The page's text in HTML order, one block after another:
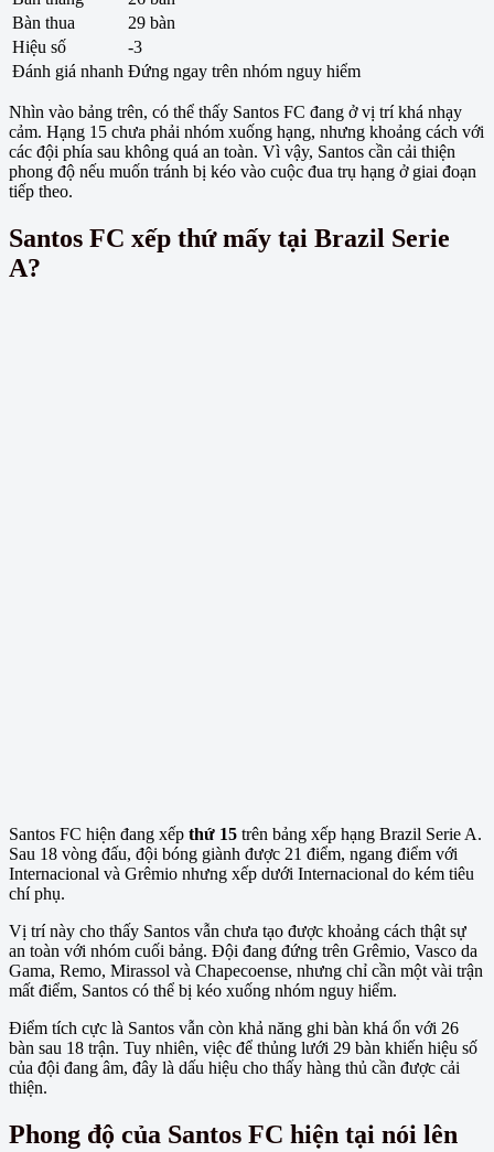
Bàn thua
29 bàn
Hiệu số
-3
Đánh giá nhanh Đứng ngay trên nhóm nguy hiểm
Nhìn vào bảng trên, có thể thấy Santos FC đang ở vị trí khá nhạy
cảm. Hạng 15 chưa phải nhóm xuống hạng, nhưng khoảng cách với
các đội phía sau không quá an toàn. Vì vậy, Santos cần cải thiện
phong độ nếu muốn tránh bị kéo vào cuộc đua trụ hạng ở giai đoạn
tiếp theo.
Santos FC xếp thứ mấy tại Brazil Serie
A?
Santos FC hiện đang xếp thứ 15 trên bảng xếp hạng Brazil Serie A.
Sau 18 vòng đấu, đội bóng giành được 21 điểm, ngang điểm với
Internacional và Grêmio nhưng xếp dưới Internacional do kém tiêu
chí phụ.
Vị trí này cho thấy Santos vẫn chưa tạo được khoảng cách thật sự
an toàn với nhóm cuối bảng. Đội đang đứng trên Grêmio, Vasco da
Gama, Remo, Mirassol và Chapecoense, nhưng chỉ cần một vài trận
mất điểm, Santos có thể bị kéo xuống nhóm nguy hiểm.
Điểm tích cực là Santos vẫn còn khả năng ghi bàn khá ổn với 26
bàn sau 18 trận. Tuy nhiên, việc để thủng lưới 29 bàn khiến hiệu số
của đội đang âm, đây là dấu hiệu cho thấy hàng thủ cần được cải
thiện.
Phong độ của Santos FC hiện tại nói lên